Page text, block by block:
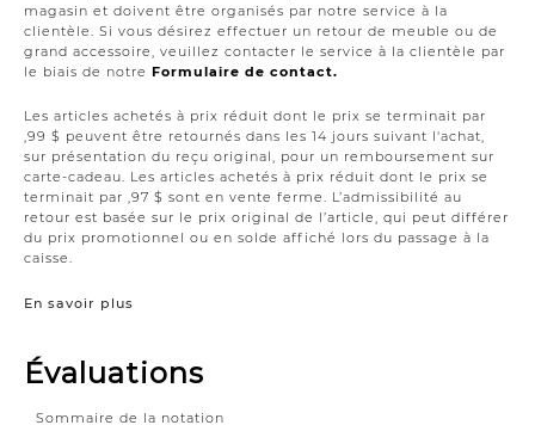
magasin et doivent être organisés par notre service à la
clientèle. Si vous désirez effectuer un retour de meuble ou de
grand accessoire, veuillez contacter le service à la clientèle par
le biais de notre Formulaire de contact.
Les articles achetés à prix réduit dont le prix se terminait par
,99 $ peuvent être retournés dans les 14 jours suivant l'achat,
sur présentation du reçu original, pour un remboursement sur
carte-cadeau. Les articles achetés à prix réduit dont le prix se
terminait par ,97 $ sont en vente ferme. L’admissibilité au
retour est basée sur le prix original de l’article, qui peut différer
du prix promotionnel ou en solde affiché lors du passage à la
caisse.
En savoir plus